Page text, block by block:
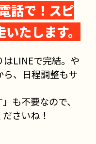
話で！スピ
たします。
LINEで完結。や
ら、日程調整もサ
も不要なので、
さいね！